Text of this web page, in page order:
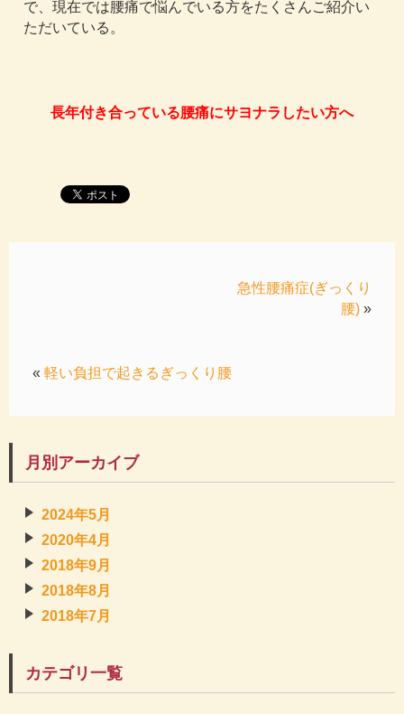
で、現在では腰痛で悩んでいる方をたくさんご紹介い
ただいている。
長年付き合っている腰痛にサヨナラしたい方へ
急性腰痛症(ぎっくり
腰) »
« 軽い負担で起きるぎっくり腰
月別アーカイブ
2024年5月
2020年4月
2018年9月
2018年8月
2018年7月
カテゴリ一覧